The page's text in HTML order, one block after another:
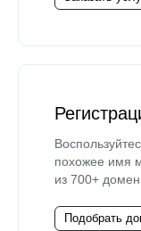
похожее имя
из 700+
Подобрать